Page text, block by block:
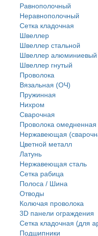
Равнополочный
Неравнополочный
Сетка кладочная
Швеллер
Швеллер стальной
Швеллер алюминиевый
Швеллер гнутый
Проволока
Вязальная (ОЧ)
Пружинная
Нихром
Сварочная
Проволока омедненная
Нержавеющая
Цветной металл
Латунь
Нержaвеющая сталь
Сетка рабица
Полоса / Шина
Отводы
Колючая проволока
3D панели ограждения
Сетка кладочная (для
Подшипники